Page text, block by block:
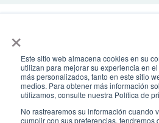
×
Este sitio web almacena cookies en su
utilizan para mejorar su experiencia en
más personalizados, tanto en este sitio
medios. Para obtener más información
utilizamos, consulte nuestra Política de
No rastrearemos su información cuando
cumplir con sus preferencias, tendremos
Todos los derechos reservados.
pantalla de 1024 x 768. Para mayor
Edge, Google Chrome o